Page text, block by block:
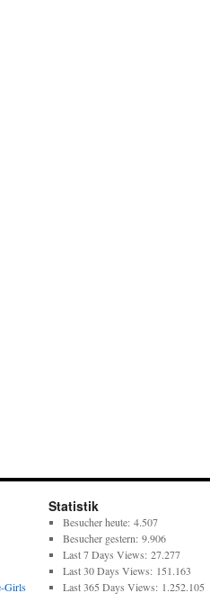
Girls
Statistik
Besucher heute: 4.507
Besucher gestern: 9.906
Last 7 Days Views: 27.277
Last 30 Days Views: 151.163
Last 365 Days Views: 1.252.105